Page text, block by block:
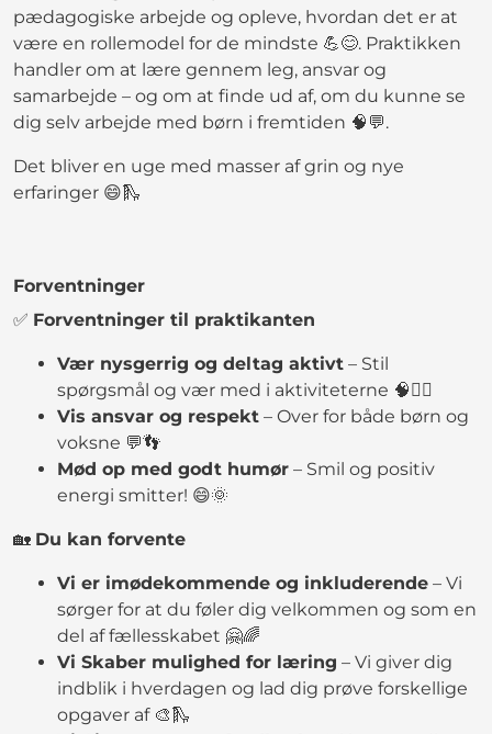
pædagogiske arbejde og opleve, hvordan det er at
være en rollemodel for de mindste 💪😊. Praktikken
handler om at lære gennem leg, ansvar og
samarbejde – og om at finde ud af, om du kunne se
dig selv arbejde med børn i fremtiden 🧠💬.
Det bliver en uge med masser af grin og nye
erfaringer 😄🛝
Forventninger
✅ Forventninger til praktikanten
Vær nysgerrig og deltag aktivt – Stil
spørgsmål og vær med i aktiviteterne 🧠🙋‍♂️
Vis ansvar og respekt – Over for både børn og
voksne 💬👣
Mød op med godt humør – Smil og positiv
energi smitter! 😄🌞
🏡 Du kan forvente
Vi er imødekommende og inkluderende – Vi
sørger for at du føler dig velkommen og som en
del af fællesskabet 🤗🌈
Vi Skaber mulighed for læring – Vi giver dig
indblik i hverdagen og lad dig prøve forskellige
opgaver af 🎨🛝